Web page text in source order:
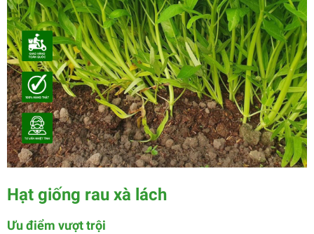
Hạt giống rau xà lách
Ưu điểm vượt trội